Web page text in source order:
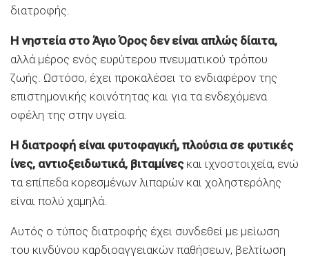
διατροφής.
Η νηστεία στο Άγιο Όρος δεν είναι απλώς δίαιτα,
αλλά μέρος ενός ευρύτερου πνευματικού τρόπου
ζωής. Ωστόσο, έχει προκαλέσει το ενδιαφέρον της
επιστημονικής κοινότητας και για τα ενδεχόμενα
οφέλη της στην υγεία.
Η διατροφή είναι φυτοφαγική, πλούσια σε φυτικές
ίνες, αντιοξειδωτικά, βιταμίνεςκαι ιχνοστοιχεία, ενώ
τα επίπεδα κορεσμένων λιπαρών και χοληστερόλης
είναι πολύ χαμηλά.
Αυτός ο τύπος διατροφής έχει συνδεθεί με μείωση
του κινδύνου καρδιοαγγειακών παθήσεων, βελτίωση